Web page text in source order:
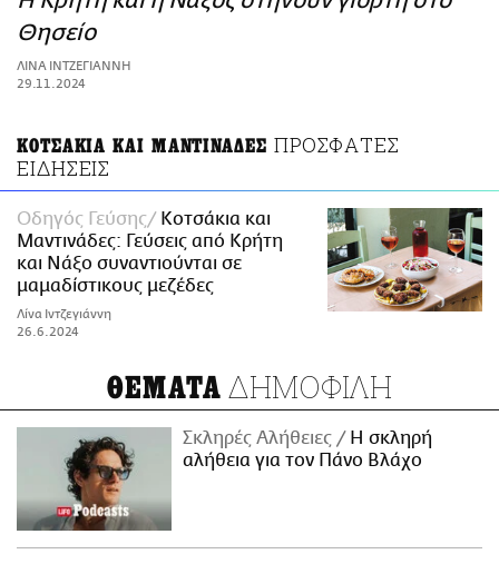
ΑΜΠΑ
PRINT
Θησείο
ΛΙΝΑ ΙΝΤΖΕΓΙΑΝΝΗ
29.11.2024
ΚΟΤΣΑΚΙΑ ΚΑΙ ΜΑΝΤΙΝΑΔΕΣ ΠΡΟΣΦΑΤΕΣ
ΕΙΔΗΣΕΙΣ
Οδηγός Γεύσης
Κοτσάκια και
Μαντινάδες: Γεύσεις από Κρήτη
και Νάξο συναντιούνται σε
μαμαδίστικους μεζέδες
Λίνα Ιντζεγιάννη
26.6.2024
ΘΕΜΑΤΑ ΔΗΜΟΦΙΛΗ
Σκληρές Αλήθειες
H σκληρή
αλήθεια για τον Πάνο Βλάχο